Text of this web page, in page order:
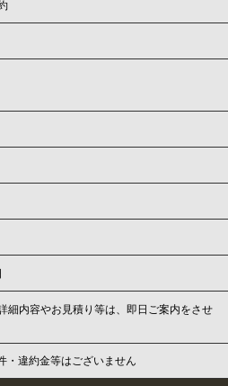
細内容やお見積り等は、即日ご案内をさせ
・違約金等はございません